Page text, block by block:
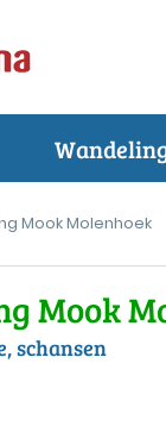
Mook Molenhoek
Mook
schansen